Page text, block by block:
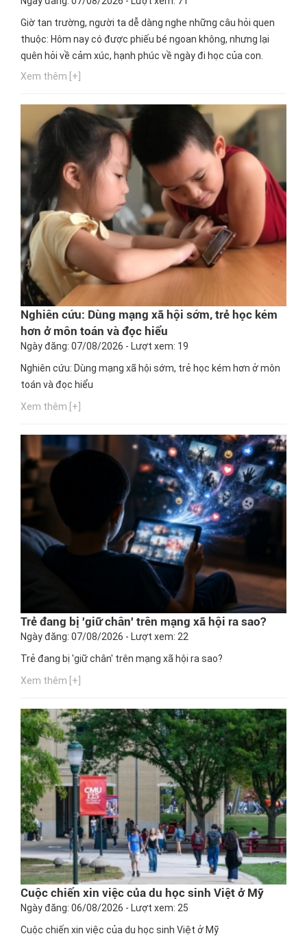
Giờ tan trường, người ta dễ dàng nghe những câu hỏi quen
thuộc: Hôm nay có được phiếu bé ngoan không, nhưng lại
quên hỏi về cảm xúc, hạnh phúc về ngày đi học của con.
Xem thêm [+]
Nghiên cứu: Dùng mạng xã hội sớm, trẻ học kém
hơn ở môn toán và đọc hiểu
Ngày đăng: 07/08/2026 - Lượt xem: 19
Nghiên cứu: Dùng mạng xã hội sớm, trẻ học kém hơn ở môn
toán và đọc hiểu
Xem thêm [+]
Trẻ đang bị 'giữ chân' trên mạng xã hội ra sao?
Ngày đăng: 07/08/2026 - Lượt xem: 22
Trẻ đang bị 'giữ chân' trên mạng xã hội ra sao?
Xem thêm [+]
Cuộc chiến xin việc của du học sinh Việt ở Mỹ
Ngày đăng: 06/08/2026 - Lượt xem: 25
Cuộc chiến xin việc của du học sinh Việt ở Mỹ